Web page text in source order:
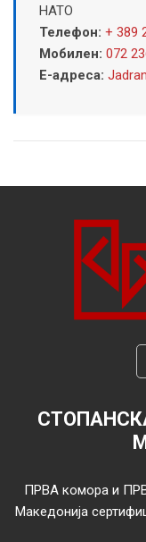
НАТО
Телефон: + 389
Мобилен: 072
Е-адреса:
ПРВА комора и
Македонија